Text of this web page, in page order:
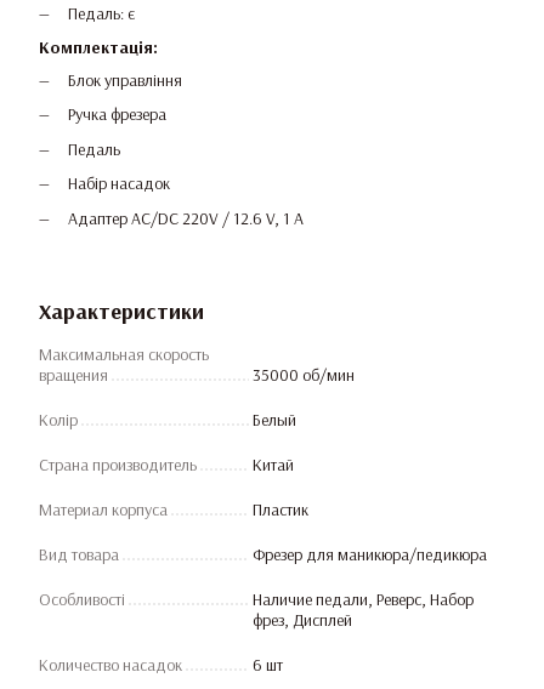
Педаль: є
Комплектація:
Блок управління
Ручка фрезера
Педаль
Набір насадок
Адаптер AC/DC 220V / 12.6 V, 1 A
Характеристики
Максимальная скорость
вращения
35000 об/мин
Колір Белый
Страна производитель Китай
Материал корпуса Пластик
Вид товара Фрезер для маникюра/педикюра
Особливості
Наличие педали, Реверс, Набор
фрез, Дисплей
Количество насадок 6 шт